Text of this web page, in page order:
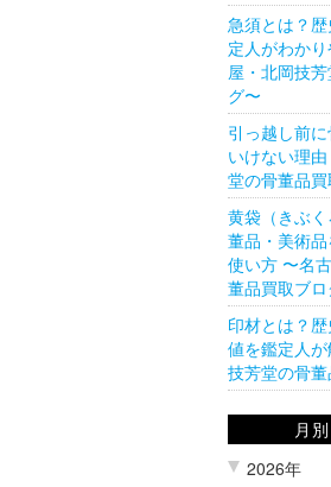
急須とは？
定人がわか
屋・北岡技
グ〜
引っ越し前
いけない理
堂の骨董品
黄袋（きぶ
董品・美術
使い方 〜名
董品買取ブロ
印材とは？
値を鑑定人
技芳堂の骨
月
2026年